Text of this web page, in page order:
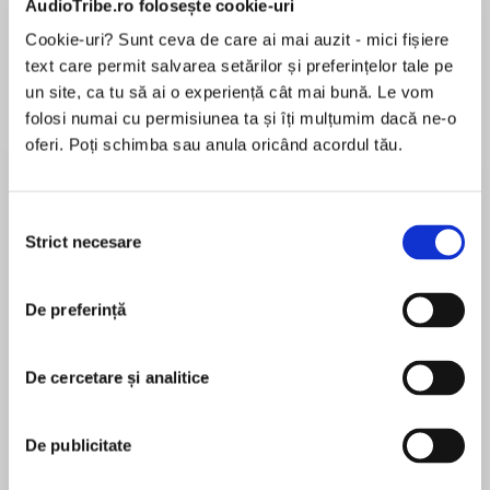
AudioTribe.ro folosește cookie-uri
Cookie-uri? Sunt ceva de care ai mai auzit - mici fișiere
text care permit salvarea setărilor și preferințelor tale pe
un site, ca tu să ai o experiență cât mai bună. Le vom
folosi numai cu permisiunea ta și îți mulțumim dacă ne-o
oferi. Poți schimba sau anula oricând acordul tău.
consimțământului
Strict necesare
De preferință
De cercetare și analitice
De publicitate
Desprecarte
From New York Times bestselling author
Bernard Cornwell, the tenth installment in the
Army at the siege of Seringapatam.
Sharpe’s job as Captain of the Light Company
is under threat and he has made a new enemy,
Discarded by his regiment, Sharpe wages a
private war against Ferragus – a war fought
Coimbra, Portugal’s ancient university city.
pentru această carte
Bernard Cornwell was born in London, raised in